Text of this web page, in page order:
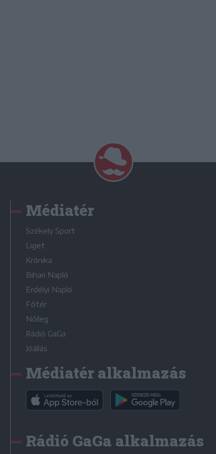
Médiatér
Székely Sport
Liget
Krónika
Bihari Napló
Erdélyi Napló
Főtér
Nőileg
Rádió GaGa
Jóállás
Médiatér alkalmazás
Rádió GaGa alkalmazás